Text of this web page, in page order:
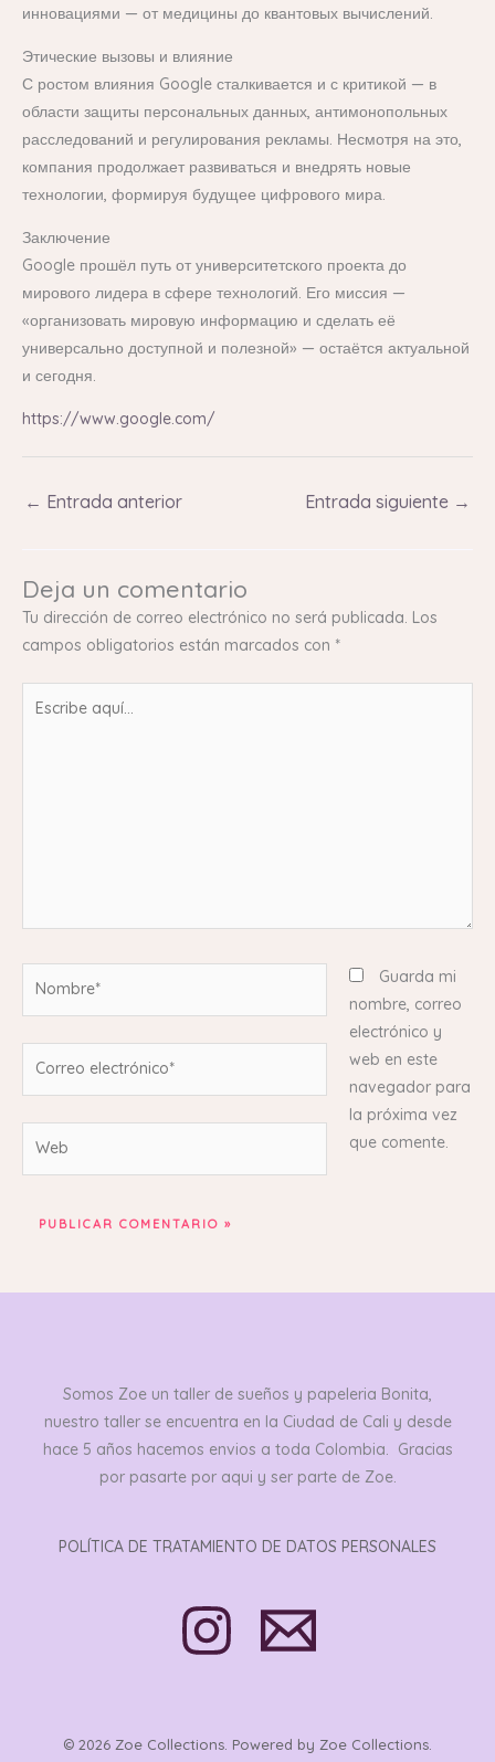
инновациями — от медицины до квантовых вычислений.
Этические вызовы и влияние
С ростом влияния Google сталкивается и с критикой — в
области защиты персональных данных, антимонопольных
расследований и регулирования рекламы. Несмотря на это,
компания продолжает развиваться и внедрять новые
технологии, формируя будущее цифрового мира.
Заключение
Google прошёл путь от университетского проекта до
мирового лидера в сфере технологий. Его миссия —
«организовать мировую информацию и сделать её
универсально доступной и полезной» — остаётся актуальной
и сегодня.
https://www.google.com/
← Entrada anterior Entrada siguiente →
Deja un comentario
Tu dirección de correo electrónico no será publicada. Los
campos obligatorios están marcados con *
Guarda mi
nombre, correo
electrónico y
web en este
navegador para
la próxima vez
que comente.
Somos Zoe un taller de sueños y papeleria Bonita,
nuestro taller se encuentra en la Ciudad de Cali y desde
hace 5 años hacemos envios a toda Colombia. Gracias
por pasarte por aqui y ser parte de Zoe.
POLÍTICA DE TRATAMIENTO DE DATOS PERSONALES
© 2026 Zoe Collections. Powered by Zoe Collections.